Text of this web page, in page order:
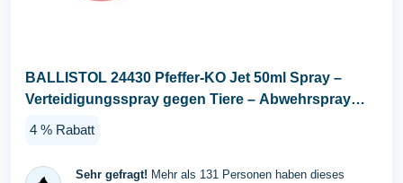
BALLISTOL 24430 Pfeffer-KO Jet 50ml Spray –
Verteidigungsspray gegen Tiere – Abwehrspray
4 % Rabatt
Sehr gefragt! Mehr als 131 Personen haben dieses